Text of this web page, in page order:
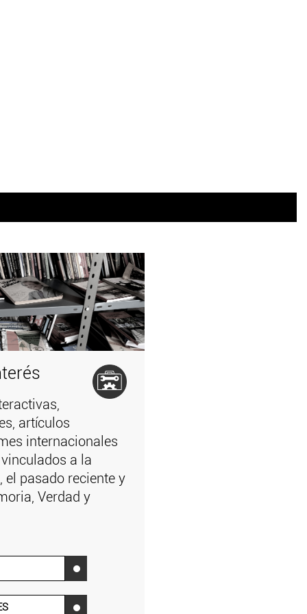
artículos
internacionales
a la
pasado reciente y
Verdad y
‌
‌